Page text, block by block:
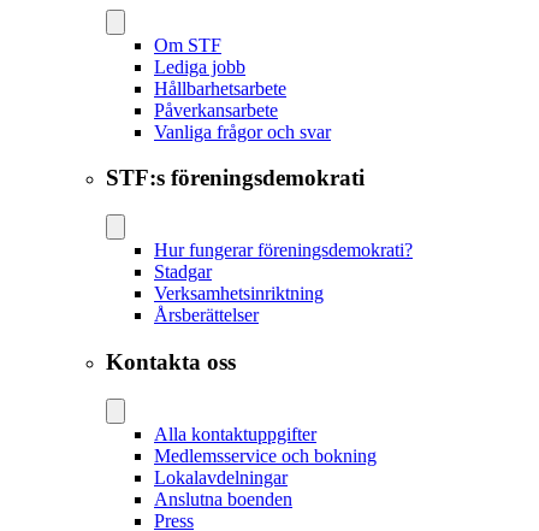
Om STF
Lediga jobb
Hållbarhetsarbete
Påverkansarbete
Vanliga frågor och svar
STF:s föreningsdemokrati
Hur fungerar föreningsdemokrati?
Stadgar
Verksamhetsinriktning
Årsberättelser
Kontakta oss
Alla kontaktuppgifter
Medlemsservice och bokning
Lokalavdelningar
Anslutna boenden
Press